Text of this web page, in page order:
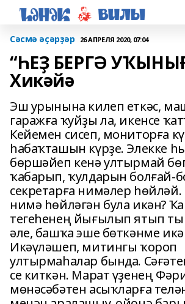
Сәсмә әҫәрҙәр 26 АПРЕЛЯ 2020, 07:04
“ҺЕҘ БЕРГӘ
Хикәйә
Эш урынына килеп еткәс,
гаражға ҡуйҙы ла, икенсе
Кейемен сисеп, мониторға
һабаҡташын күрҙе. Элекке
бөршәйеп кенә ултырмай
ҡабарып, ҡулдарын болғай-
секретарға нимәлер
нимә һөйләгән була икән?
тегеһенең йығылып ятып
әле, башҡа эше бөткәнме
Икәүләшеп, митингы ҡороп
ултырмаһалар бында.
се киткән. Марат үҙенең
мөнәсәбәтен асыҡларға